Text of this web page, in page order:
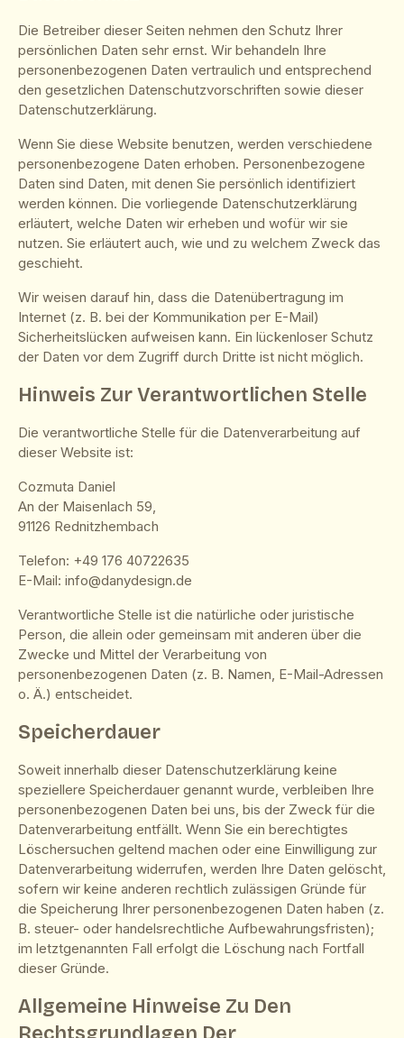
Die Betreiber dieser Seiten nehmen den Schutz Ihrer
persönlichen Daten sehr ernst. Wir behandeln Ihre
personenbezogenen Daten vertraulich und entsprechend
den gesetzlichen Datenschutzvorschriften sowie dieser
Datenschutzerklärung.
Wenn Sie diese Website benutzen, werden verschiedene
personenbezogene Daten erhoben. Personenbezogene
Daten sind Daten, mit denen Sie persönlich identifiziert
werden können. Die vorliegende Datenschutzerklärung
erläutert, welche Daten wir erheben und wofür wir sie
nutzen. Sie erläutert auch, wie und zu welchem Zweck das
geschieht.
Wir weisen darauf hin, dass die Datenübertragung im
Internet (z. B. bei der Kommunikation per E-Mail)
Sicherheitslücken aufweisen kann. Ein lückenloser Schutz
der Daten vor dem Zugriff durch Dritte ist nicht möglich.
Hinweis Zur Verantwortlichen Stelle
Die verantwortliche Stelle für die Datenverarbeitung auf
dieser Website ist:
Cozmuta Daniel
An der Maisenlach 59,
91126 Rednitzhembach
Telefon: +49 176 40722635
E-Mail: info@danydesign.de
Verantwortliche Stelle ist die natürliche oder juristische
Person, die allein oder gemeinsam mit anderen über die
Zwecke und Mittel der Verarbeitung von
personenbezogenen Daten (z. B. Namen, E-Mail-Adressen
o. Ä.) entscheidet.
Speicherdauer
Soweit innerhalb dieser Datenschutzerklärung keine
speziellere Speicherdauer genannt wurde, verbleiben Ihre
personenbezogenen Daten bei uns, bis der Zweck für die
Datenverarbeitung entfällt. Wenn Sie ein berechtigtes
Löschersuchen geltend machen oder eine Einwilligung zur
Datenverarbeitung widerrufen, werden Ihre Daten gelöscht,
sofern wir keine anderen rechtlich zulässigen Gründe für
die Speicherung Ihrer personenbezogenen Daten haben (z.
B. steuer- oder handelsrechtliche Aufbewahrungsfristen);
im letztgenannten Fall erfolgt die Löschung nach Fortfall
dieser Gründe.
Allgemeine Hinweise Zu Den